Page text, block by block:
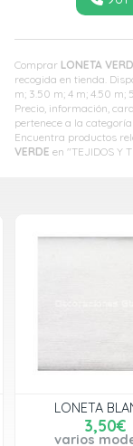
Comprar LONETA
recogida en tienda.
m; 3.50 m; 4 m; 4.50 m;
Precio, información,
pertenece a la categoría
Encuentra productos
VERDE en "TEJIDOS Y